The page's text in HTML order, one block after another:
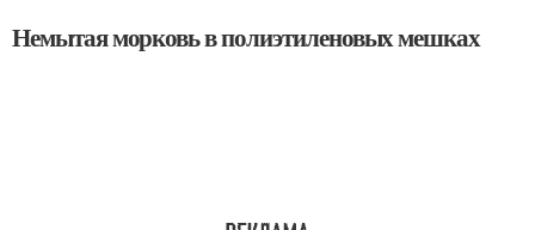
Немытая морковь в полиэтиленовых мешках